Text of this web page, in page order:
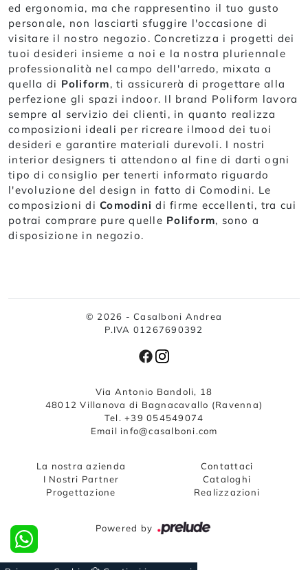
ed ergonomia, ma che rappresentino il tuo gusto
personale, non lasciarti sfuggire l'occasione di
visitare il nostro negozio. Concretizza i progetti dei
tuoi desideri insieme a noi e la nostra pluriennale
professionalità nel campo dell'arredo, mixata a
quella di Poliform, ti assicurerà di progettare alla
perfezione gli spazi indoor. Il brand Poliform lavora
sempre al servizio dei clienti, in quanto realizza
composizioni ideali per ricreare ilmood dei tuoi
desideri e garantire materiali durevoli. I nostri
interior designers ti attendono al fine di darti ogni
tipo di consiglio per tenerti informato riguardo
l'evoluzione del design in fatto di Comodini. Le
composizioni di Comodini di firme eccellenti, tra cui
potrai comprare pure quelle Poliform, sono a
disposizione in negozio.
© 2026 - Casalboni Andrea
P.IVA 01267690392
Via Antonio Bandoli, 18
48012 Villanova di Bagnacavallo (Ravenna)
Tel. +39 054549074
Email info@casalboni.com
La nostra azienda
I Nostri Partner
Progettazione
Contattaci
Cataloghi
Realizzazioni
Powered by